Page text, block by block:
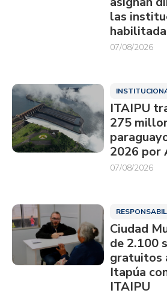
las
07/08/2026
ITAIPU
275
2026 por
07/08/2026
Ciudad
de 2.100
gratuitos
Itapúa
ITAIPU